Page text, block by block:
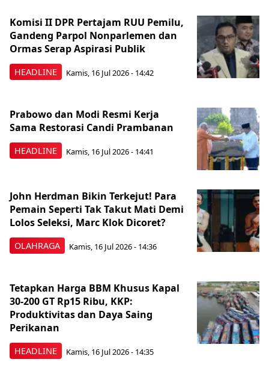
HEADLINE
Komisi II DPR Pertajam RUU Pemilu,
Gandeng Parpol Nonparlemen dan
Ormas Serap Aspirasi Publik
Kamis, 16 Jul 2026 - 14:42
HEADLINE
Prabowo dan Modi Resmi Kerja
Sama Restorasi Candi Prambanan
Kamis, 16 Jul 2026 - 14:41
OLAHRAGA
John Herdman Bikin Terkejut! Para
Pemain Seperti Tak Takut Mati Demi
Lolos Seleksi, Marc Klok Dicoret?
Kamis, 16 Jul 2026 - 14:36
HEADLINE
Tetapkan Harga BBM Khusus Kapal
30-200 GT Rp15 Ribu, KKP:
Produktivitas dan Daya Saing
Perikanan
Kamis, 16 Jul 2026 - 14:35